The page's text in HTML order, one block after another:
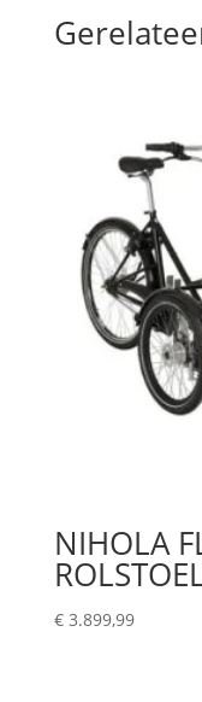
NIHOLA
€3.899,99